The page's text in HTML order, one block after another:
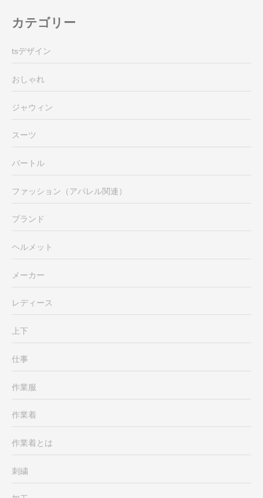
カテゴリー
tsデザイン
おしゃれ
ジャウィン
スーツ
バートル
ファッション（アパレル関連）
ブランド
ヘルメット
メーカー
レディース
上下
仕事
作業服
作業着
作業着とは
刺繍